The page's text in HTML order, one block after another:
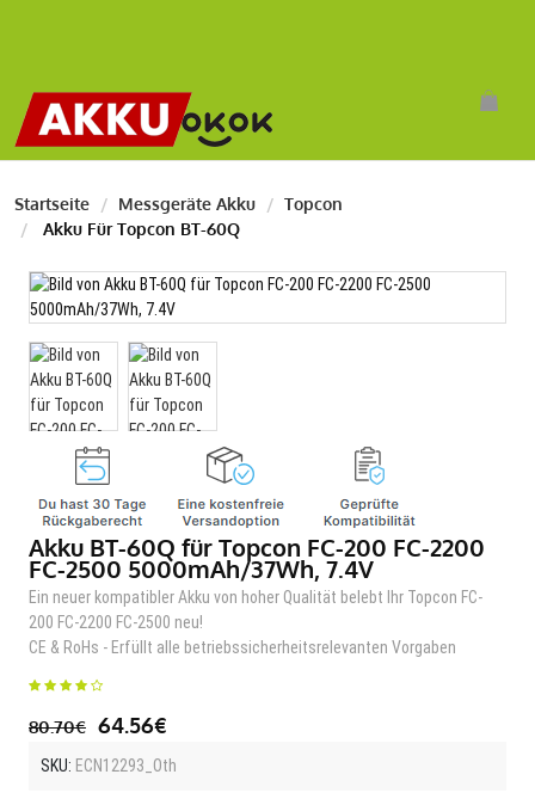
Startseite Messgeräte Akku
Topcon
Akku Für Topcon BT-60Q
Akku BT-60Q für Topcon FC-200 FC-2200
FC-2500 5000mAh/37Wh, 7.4V
Ein neuer kompatibler Akku von hoher Qualität belebt Ihr Topcon FC-
200 FC-2200 FC-2500 neu!
CE & RoHs - Erfüllt alle betriebssicherheitsrelevanten Vorgaben
80.70€ 64.56€
SKU: ECN12293_Oth